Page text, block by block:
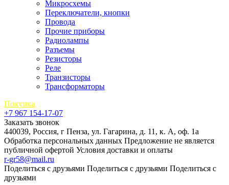
Микросхемы
Переключатели, кнопки
Провода
Прочие приборы
Радиолампы
Разъемы
Резисторы
Реле
Транзисторы
Трансформаторы
Покупка
+7 967 154-17-07
Заказать звонок
440039, Россия, г Пенза, ул. Гагарина, д. 11, к. А, оф. 1а
Обработка персональных данных Предложение не является
публичной офертой Условия доставки и оплаты
r-gr58@mail.ru
Поделиться с друзьями Поделиться с друзьями Поделиться с
друзьями